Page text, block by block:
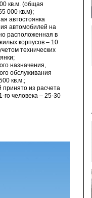
кв.м. (общая
000 кв.м);
автостоянка
автомобилей на
расположенная в
корпусов – 10
технических
назначения,
обслуживания
кв.м.;
принято из расчета
человека – 25-30